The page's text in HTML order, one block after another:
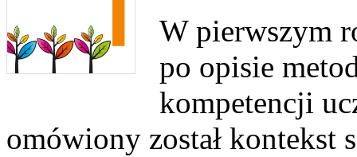
W pierwszym
po opisie
kompetencji
omówiony został kontekst